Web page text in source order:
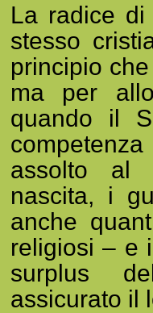
La radice
stesso
principio
ma per
quando il
assolto al
nascita, i
anche
religiosi – e
surplus
assicurato il